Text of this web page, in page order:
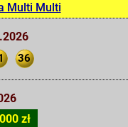
Multi Multi
36
zł